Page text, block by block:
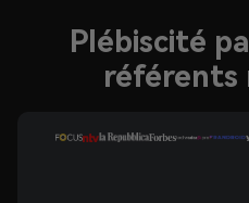
Plébiscité
référents